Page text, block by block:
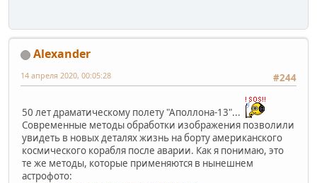
Alexander
#244
14 апреля 2020, 00:05:28
50 лет драматическому полету "Аполлона-13"...
Современные методы обработки изображения позволили
увидеть в новых деталях жизнь на борту американского
космического корабля после аварии. Как я понимаю, это
те же методы, которые применяются в нынешнем
астрофото: